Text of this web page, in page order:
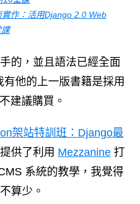
作：活用Django 2.0 Web
的，並且語法已經全面
他的上一版書籍是採用
建議購買。
架站特訓班：Django最
供了利用 Mezzanine 打
系統的教學，我覺得
算少。